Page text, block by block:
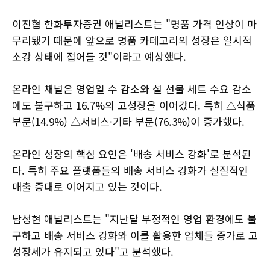
이진협 한화투자증권 애널리스트는 "명품 가격 인상이 마
무리됐기 때문에 앞으로 명품 카테고리의 성장은 일시적
소강 상태에 접어들 것"이라고 예상했다.
온라인 채널은 영업일 수 감소와 설 선물 세트 수요 감소
에도 불구하고 16.7%의 고성장을 이어갔다. 특히 △식품
부문(14.9%) △서비스·기타 부문(76.3%)이 증가했다.
온라인 성장의 핵심 요인은 '배송 서비스 강화'로 분석된
다. 특히 주요 플랫폼들의 배송 서비스 강화가 실질적인
매출 증대로 이어지고 있는 것이다.
남성현 애널리스트는 "지난달 부정적인 영업 환경에도 불
구하고 배송 서비스 강화와 이를 활용한 업체들 증가로 고
성장세가 유지되고 있다"고 분석했다.